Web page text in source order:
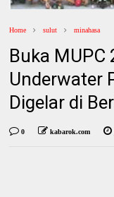
Home sulut minahasa
Buka MUPC
Underwater
Digelar di
0 kabarok.com